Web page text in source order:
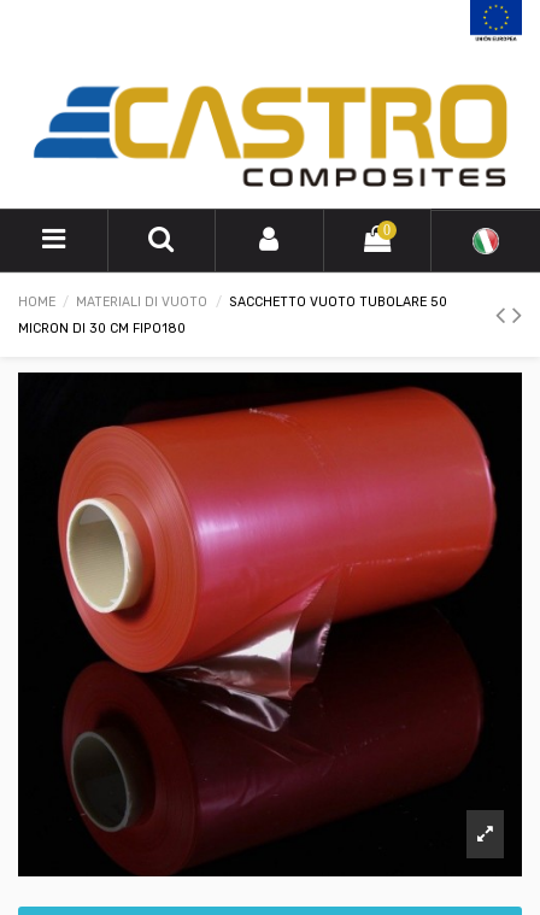
0
HOME MATERIALI DI VUOTO
SACCHETTO VUOTO TUBOLARE 50
MICRON DI 30 CM FIPO180